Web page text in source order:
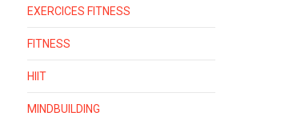
EXERCICES FITNESS
FITNESS
HIIT
MINDBUILDING